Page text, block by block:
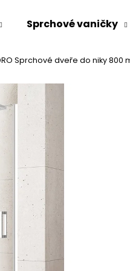
Sprchové vaničky
Sprchové dveře do niky 800
Co potřebujete
Doporučujeme
VARIO SPRCHOVÁ ZÁSTĚNA